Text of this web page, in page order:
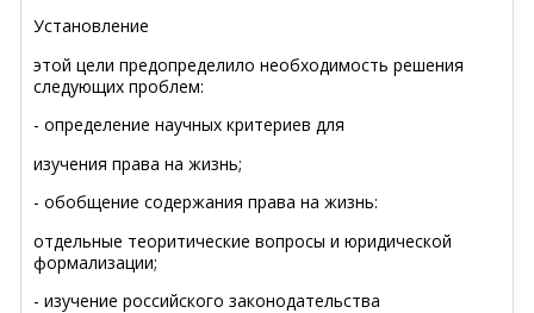
Установление
этой цели предопределило необходимость решения
следующих проблем:
- определение научных критериев для
изучения права на жизнь;
- обобщение содержания права на жизнь:
отдельные теоритические вопросы и юридической
формализации;
- изучение российского законодательства